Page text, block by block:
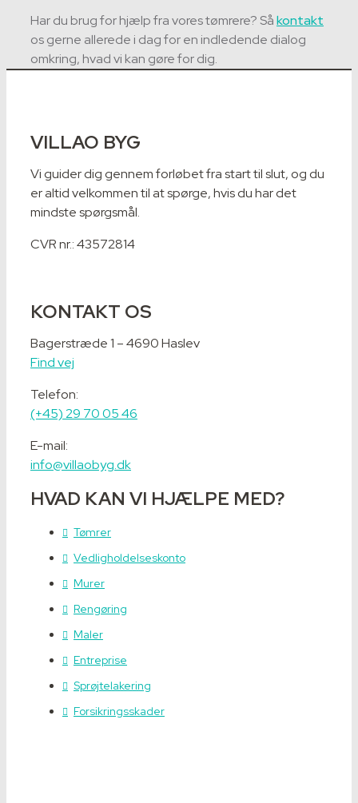
Har du brug for hjælp fra vores tømrere? Såkontakt
os gerne allerede i dag for en indledende dialog
omkring, hvad vi kan gøre for dig.
VILLAO BYG
Vi guider dig gennem forløbet fra start til slut, og du
er altid velkommen til at spørge, hvis du har det
mindste spørgsmål.
CVR nr.: 43572814
KONTAKT OS
Bagerstræde 1 – 4690 Haslev
Find vej
Telefon:
(+45) 29 70 05 46
E-mail:
info@villaobyg.dk
HVAD KAN VI HJÆLPE MED?
Tømrer
Vedligholdelseskonto
Murer
Rengøring
Maler
Entreprise
Sprøjtelakering
Forsikringsskader